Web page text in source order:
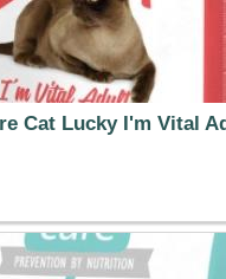
Cat Lucky I'm Vital
13.99 €